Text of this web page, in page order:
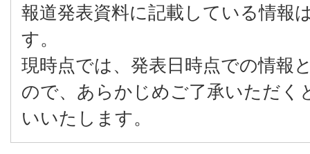
報道発表資料に記載している情報
す。
現時点では、発表日時点での情報
ので、あらかじめご了承いただく
いいたします。